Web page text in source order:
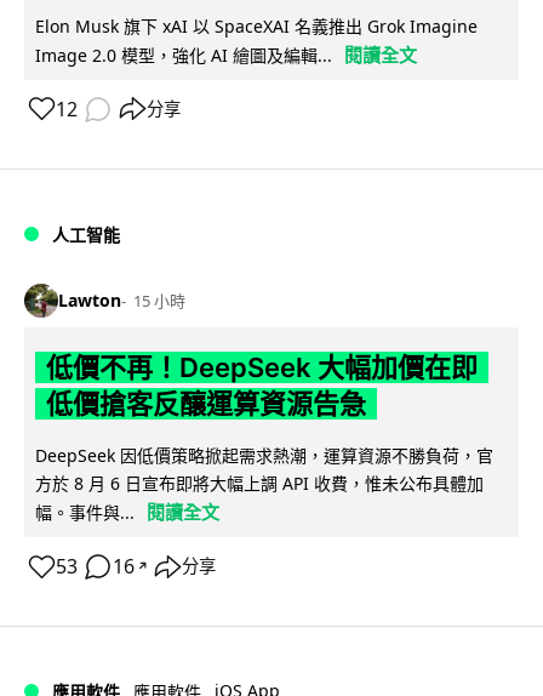
Elon Musk 旗下 xAI 以 SpaceXAI 名義推出 Grok Imagine
Image 2.0 模型，強化 AI 繪圖及編輯...
閱讀全文
12 分享
人工智能
Lawton 15 小時
低價不再！DeepSeek 大幅加價在即
低價搶客反釀運算資源告急
DeepSeek 因低價策略掀起需求熱潮，運算資源不勝負荷，官
方於 8 月 6 日宣布即將大幅上調 API 收費，惟未公布具體加
幅。事件與...
閱讀全文
53 16 ↗ 分享
iOS App